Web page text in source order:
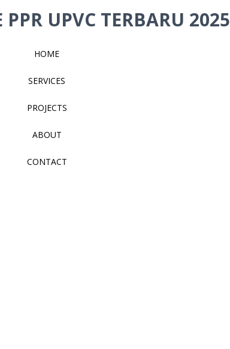
UPVC TERBARU 2025
HOME
SERVICES
PROJECTS
ABOUT
CONTACT